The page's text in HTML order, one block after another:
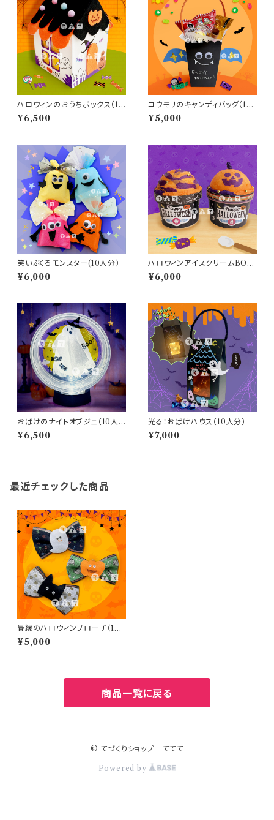
ハロウィンのおうちボックス（10
人分）
¥6,500
コウモリのキャンディバッグ（10
人分）
¥5,000
笑いぶくろモンスター(10人分）
¥6,000
ハロウィンアイスクリームBOX
（10人分）
¥6,000
おばけのナイトオブジェ（10人
分）
¥6,500
光る！おばけハウス（10人分）
¥7,000
最近チェックした商品
畳縁のハロウィンブローチ（10
人分）
¥5,000
商品一覧に戻る
© てづくりショップ ててて
Powered by